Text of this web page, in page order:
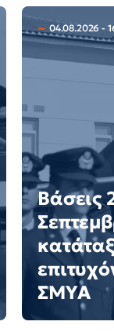
04.08.2026 -
Βάσεις
ΣΜΥΑ